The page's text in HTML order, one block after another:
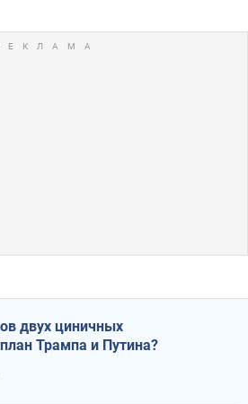
двух циничных
Трампа и Путина?